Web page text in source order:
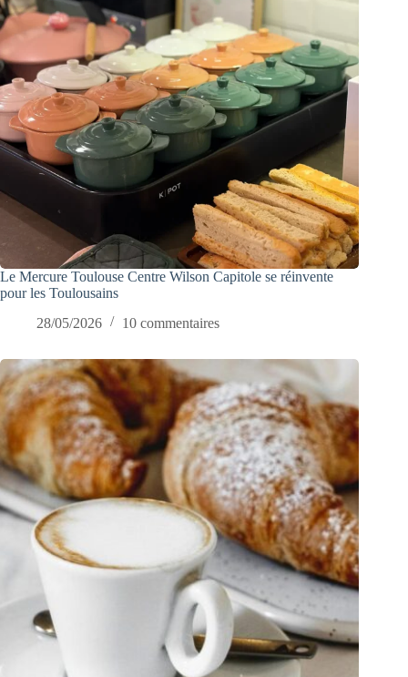
Le Mercure Toulouse Centre Wilson Capitole se réinvente
pour les Toulousains
28/05/2026
10 commentaires